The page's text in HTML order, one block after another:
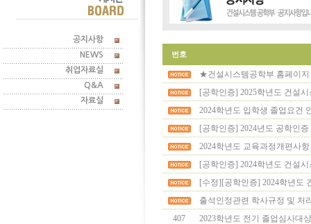
공지사항
NEWS
취업자료실
Q&A
자료실
번호
★건설시스템공학부 홈페이
[공학인증] 2025학년도 건설
2024학년도 입학생 졸업요건
[공학인증] 2024년도 공학인
2024학년도 교육과정개편사항
[공학인증] 2024학년도 건설
[수정][공학인증] 2024학년도
출석인정관련 학사규정 및 처
407
2023학년도 전기 졸업심사대